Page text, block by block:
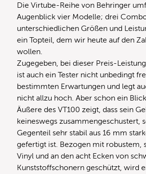
Die Virtube-Reihe von Behringer
Augenblick vier Modelle; drei
unterschiedlichen Größen und
ein Topteil, dem wir heute auf den
wollen.
Zugegeben, bei dieser Preis-
ist auch ein Tester nicht unbedingt
bestimmten Erwartungen und legt
nicht allzu hoch. Aber schon ein
Äußere des VT100 zeigt, dass sein
keineswegs zusammengeschustert,
Gegenteil sehr stabil aus 16 mm
gefertigt ist. Bezogen mit robustem,
Vinyl und an den acht Ecken von
Kunststoffschonern geschützt, wird